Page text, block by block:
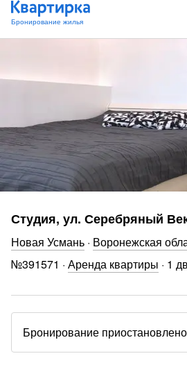
Студия, ул. Серебряный
Новая Усмань · Воронежская
№391571 · Аренда квартиры · 1
Бронирование приостановлено